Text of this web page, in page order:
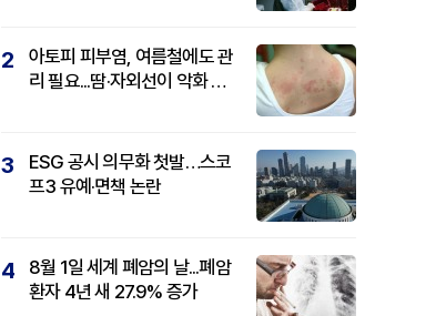
2
아토피 피부염, 여름철에도 관
리 필요...땀·자외선이 악화 요
3
ESG 공시 의무화 첫발…스코
프3 유예·면책 논란
4
8월 1일 세계 폐암의 날...폐암
환자 4년 새 27.9% 증가